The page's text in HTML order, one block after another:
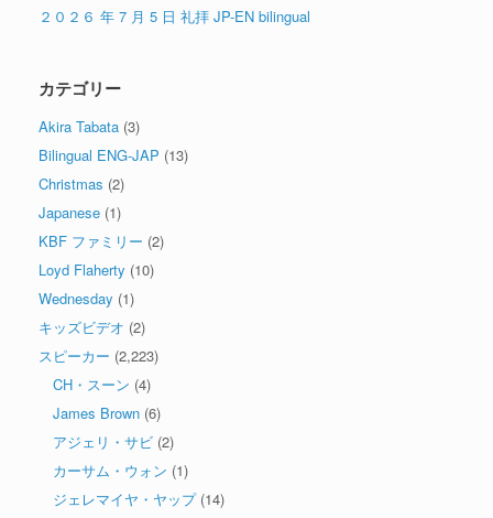
２０２６ 年 7 月 5 日 礼拝 JP-EN bilingual
カテゴリー
Akira Tabata (3)
Bilingual ENG-JAP (13)
Christmas (2)
Japanese (1)
KBF ファミリー (2)
Loyd Flaherty (10)
Wednesday (1)
キッズビデオ (2)
スピーカー (2,223)
CH・スーン (4)
James Brown (6)
アジェリ・サビ (2)
カーサム・ウォン (1)
ジェレマイヤ・ヤップ(14)